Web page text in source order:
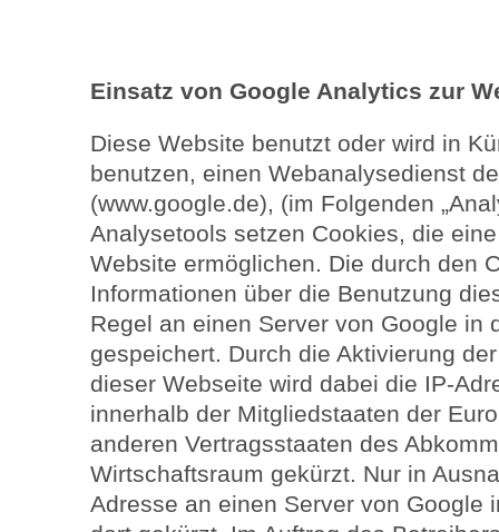
Einsatz von Google Analytics zur
Diese Website benutzt oder wird in
benutzen, einen Webanalysedienst
(www.google.de), (im Folgenden
Analysetools setzen Cookies, die
Website ermöglichen. Die durch den
Informationen über die Benutzung
Regel an einen Server von Google in
gespeichert. Durch die Aktivierung
dieser Webseite wird dabei die IP-
innerhalb der Mitgliedstaaten der
anderen Vertragsstaaten des
Wirtschaftsraum gekürzt. Nur in
Adresse an einen Server von Google